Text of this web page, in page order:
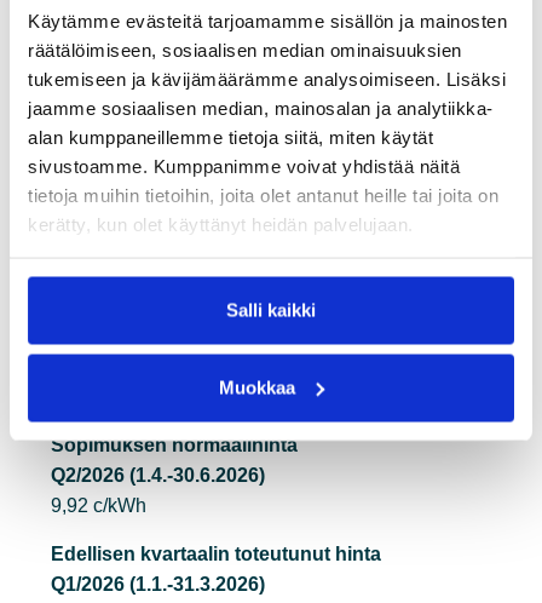
Käytämme evästeitä tarjoamamme sisällön ja mainosten
räätälöimiseen, sosiaalisen median ominaisuuksien
tukemiseen ja kävijämäärämme analysoimiseen. Lisäksi
jaamme sosiaalisen median, mainosalan ja analytiikka-
alan kumppaneillemme tietoja siitä, miten käytät
sivustoamme. Kumppanimme voivat yhdistää näitä
tietoja muihin tietoihin, joita olet antanut heille tai joita on
kerätty, kun olet käyttänyt heidän palvelujaan.
Salli kaikki
Muokkaa
Kaavassa ENOQx-yy on Nasdaqin
kvartaalijohdannaisen päätöshinta (closing price)
ja SYHELQx-yy on Nasdaqin aluehintaerotuotteen
kvartaalijohdannaisen päätöshinta (closing price).
Tutustumistarjous
31.8.2026 asti
Sopimuksen normaalihinta
Q2/2026 (1.4.-30.6.2026)
9,92 c/kWh
Edellisen kvartaalin toteutunut hinta
Q1/2026 (1.1.-31.3.2026)